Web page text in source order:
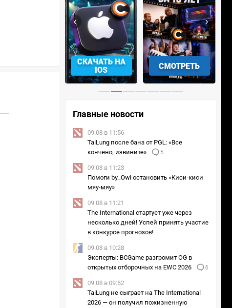
СМОТРЕТЬ УЧАСТВОВАТЬ
‹ ›
Главные новости
09.08 в 11:56
TaiLung после бана от PGL: «Все
кончено, извините»
5
09.08 в 11:23
Помоги by_Owl остановить «Киси-киси
мяу-мяу»
09.08 в 11:21
The International стартует уже через
несколько дней! Успей принять участие
в конкурсе прогнозов!
09.08 в 10:28
Эксперты: BCGame разгромит OG в
открытых отборочных на EWC 2026
6
09.08 в 09:52
TaiLung не сыграет на The International
2026 — он получил пожизненную